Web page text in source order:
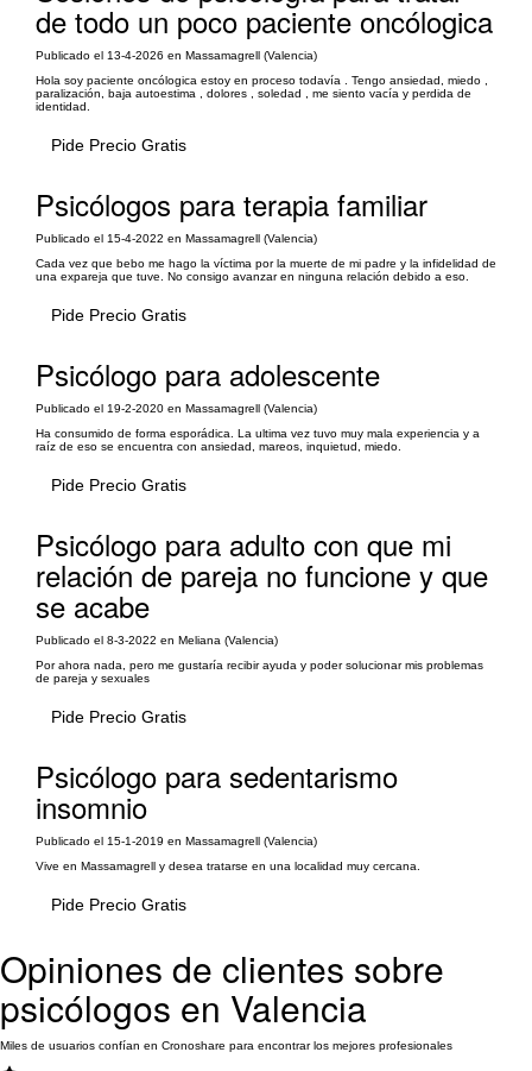
de todo un poco paciente oncólogica
Publicado el 13-4-2026 en Massamagrell (Valencia)
Hola soy paciente oncólogica estoy en proceso todavía . Tengo ansiedad, miedo ,
paralización, baja autoestima , dolores , soledad , me siento vacía y perdida de
identidad.
Pide Precio Gratis
Psicólogos para terapia familiar
Publicado el 15-4-2022 en Massamagrell (Valencia)
Cada vez que bebo me hago la víctima por la muerte de mi padre y la infidelidad de
una expareja que tuve. No consigo avanzar en ninguna relación debido a eso.
Pide Precio Gratis
Psicólogo para adolescente
Publicado el 19-2-2020 en Massamagrell (Valencia)
Ha consumido de forma esporádica. La ultima vez tuvo muy mala experiencia y a
raíz de eso se encuentra con ansiedad, mareos, inquietud, miedo.
Pide Precio Gratis
Psicólogo para adulto con que mi
relación de pareja no funcione y que
se acabe
Publicado el 8-3-2022 en Meliana (Valencia)
Por ahora nada, pero me gustaría recibir ayuda y poder solucionar mis problemas
de pareja y sexuales
Pide Precio Gratis
Psicólogo para sedentarismo
insomnio
Publicado el 15-1-2019 en Massamagrell (Valencia)
Vive en Massamagrell y desea tratarse en una localidad muy cercana.
Pide Precio Gratis
Opiniones de clientes sobre
psicólogos en Valencia
Miles de usuarios confían en Cronoshare para encontrar los mejores profesionales